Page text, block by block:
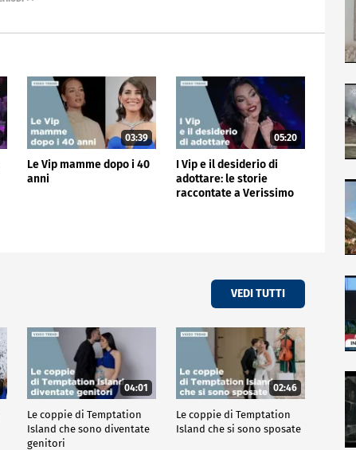
03:39
Le Vip mamme dopo i 40
anni
05:20
I Vip e il desiderio di
adottare: le storie
raccontate a Verissimo
VEDI TUTTI
04:01
Le coppie di Temptation
Island che sono diventate
genitori
02:46
Le coppie di Temptation
Island che si sono sposate